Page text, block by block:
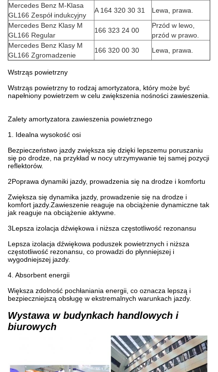
Mercedes Benz M-Klasa
GL166 Zespół indukcyjny
A 164 320 30 31
Lewa, prawa.
Mercedes Benz Klasy M
GL166 Regular
166 323 24 00
Przód w lewo,
przód w prawo.
Mercedes Benz Klasy M
GL166 Zgromadzenie
166 320 00 30 Lewa, prawa.
Wstrząs powietrzny
Wstrząs powietrzny to rodzaj amortyzatora, który może być
napełniony powietrzem w celu zwiększenia nośności zawieszenia.
Zalety amortyzatora zawieszenia powietrznego
1. Idealna wysokość osi
Bezpieczeństwo jazdy zwiększa się dzięki lepszemu poruszaniu
się po drodze, na przykład w nocy utrzymywanie tej samej pozycji
reflektorów.
2Poprawa dynamiki jazdy, prowadzenia się na drodze i komfortu
Zwiększa się dynamika jazdy, prowadzenie się na drodze i
komfort jazdy.Zawieszenie reaguje na obciążenie dynamiczne tak
jak reaguje na obciążenie aktywne.
3Lepsza izolacja dźwiękowa i niższa częstotliwość rezonansu
Lepsza izolacja dźwiękowa poduszek powietrznych i niższa
częstotliwość rezonansu, co prowadzi do płynniejszej i
wygodniejszej jazdy.
4. Absorbent energii
Większa zdolność pochłaniania energii, co oznacza lepszą i
bezpieczniejszą obsługę w ekstremalnych warunkach jazdy.
Wystawa w budynkach handlowych i
biurowych